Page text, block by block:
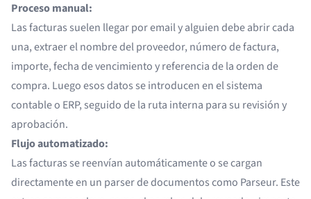
Proceso manual:
Las facturas suelen llegar por email y alguien debe abrir cada
una, extraer el nombre del proveedor, número de factura,
importe, fecha de vencimiento y referencia de la orden de
compra. Luego esos datos se introducen en el sistema
contable o ERP, seguido de la ruta interna para su revisión y
aprobación.
Flujo automatizado:
Las facturas se reenvían automáticamente o se cargan
directamente en un parser de documentos como Parseur. Este